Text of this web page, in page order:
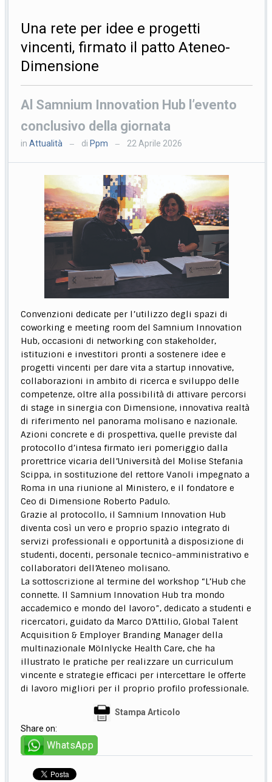
Una rete per idee e progetti
vincenti, firmato il patto Ateneo-
Dimensione
Al Samnium Innovation Hub l’evento
conclusivo della giornata
inAttualità — di Ppm — 22 Aprile 2026
Convenzioni dedicate per l’utilizzo degli spazi di
coworking e meeting room del Samnium Innovation
Hub, occasioni di networking con stakeholder,
istituzioni e investitori pronti a sostenere idee e
progetti vincenti per dare vita a startup innovative,
collaborazioni in ambito di ricerca e sviluppo delle
competenze, oltre alla possibilità di attivare percorsi
di stage in sinergia con Dimensione, innovativa realtà
di riferimento nel panorama molisano e nazionale.
Azioni concrete e di prospettiva, quelle previste dal
protocollo d’intesa firmato ieri pomeriggio dalla
prorettrice vicaria dell’Università del Molise Stefania
Scippa, in sostituzione del rettore Vanoli impegnato a
Roma in una riunione al Ministero, e il fondatore e
Ceo di Dimensione Roberto Padulo.
Grazie al protocollo, il Samnium Innovation Hub
diventa così un vero e proprio spazio integrato di
servizi professionali e opportunità a disposizione di
studenti, docenti, personale tecnico-amministrativo e
collaboratori dell’Ateneo molisano.
La sottoscrizione al termine del workshop “L’Hub che
connette. Il Samnium Innovation Hub tra mondo
accademico e mondo del lavoro”, dedicato a studenti e
ricercatori, guidato da Marco D’Attilio, Global Talent
Acquisition & Employer Branding Manager della
multinazionale Mölnlycke Health Care, che ha
illustrato le pratiche per realizzare un curriculum
vincente e strategie efficaci per intercettare le offerte
di lavoro migliori per il proprio profilo professionale.
Stampa Articolo
Share on:
WhatsApp